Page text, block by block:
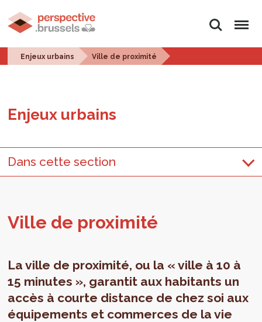
Rechercher
Menu
Enjeux urbains Ville de proximité
Enjeux urbains
Dans cette section
Ville de proxi­mité
La ville de proximité, ou la « ville à 10 à
15 minutes », garantit aux habitants un
accès à courte distance de chez soi aux
équipements et commerces de la vie